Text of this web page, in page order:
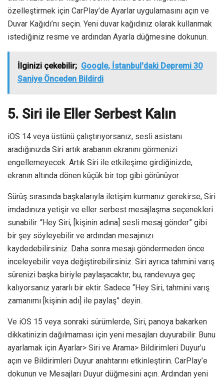
özelleştirmek için CarPlay’de Ayarlar uygulamasını açın ve
Duvar Kağıdı’nı seçin. Yeni duvar kağıdınız olarak kullanmak
istediğiniz resme ve ardından Ayarla düğmesine dokunun.
İlginizi çekebilir; Google, İstanbul'daki Depremi 30
Saniye Önceden Bildirdi
5. Siri ile Eller Serbest Kalın
iOS 14 veya üstünü çalıştırıyorsanız, sesli asistanı
aradığınızda Siri artık arabanın ekranını görmenizi
engellemeyecek. Artık Siri ile etkileşime girdiğinizde,
ekranın altında dönen küçük bir top gibi görünüyor.
Sürüş sırasında başkalarıyla iletişim kurmanız gerekirse, Siri
imdadınıza yetişir ve eller serbest mesajlaşma seçenekleri
sunabilir. “Hey Siri, [kişinin adına] sesli mesaj gönder” gibi
bir şey söyleyebilir ve ardından mesajınızı
kaydedebilirsiniz. Daha sonra mesajı göndermeden önce
inceleyebilir veya değiştirebilirsiniz. Siri ayrıca tahmini varış
sürenizi başka biriyle paylaşacaktır; bu, randevuya geç
kalıyorsanız yararlı bir ektir. Sadece “Hey Siri, tahmini varış
zamanımı [kişinin adı] ile paylaş” deyin.
Ve iOS 15 veya sonraki sürümlerde, Siri, panoya bakarken
dikkatinizin dağılmaması için yeni mesajları duyurabilir. Bunu
ayarlamak için Ayarlar> Siri ve Arama> Bildirimleri Duyur’u
açın ve Bildirimleri Duyur anahtarını etkinleştirin. CarPlay’e
dokunun ve Mesajları Duyur düğmesini açın. Ardından yeni